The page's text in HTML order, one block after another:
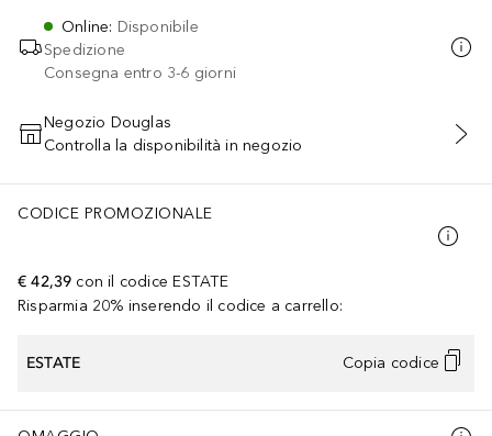
Online: Disponibile
Spedizione
Consegna entro 3-6 giorni
AGGIUNGI AL CARRELLO
Negozio Douglas
Controlla la disponibilità in negozio
CODICE PROMOZIONALE
€ 42,39 con il codice ESTATE
Risparmia 20% inserendo il codice a carrello:
ESTATE Copia codice